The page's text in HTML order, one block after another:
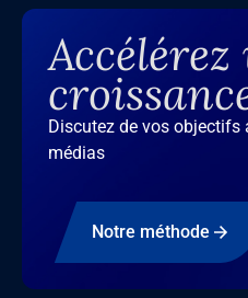
Discutez de vos objectifs
médias
Notre méthode